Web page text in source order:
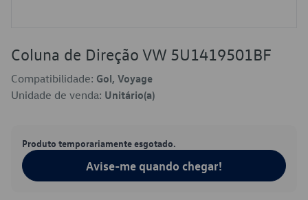
Coluna de Direção VW 5U1419501BF
Compatibilidade: Gol, Voyage
Unidade de venda: Unitário(a)
Produto temporariamente esgotado.
Avise-me quando chegar!